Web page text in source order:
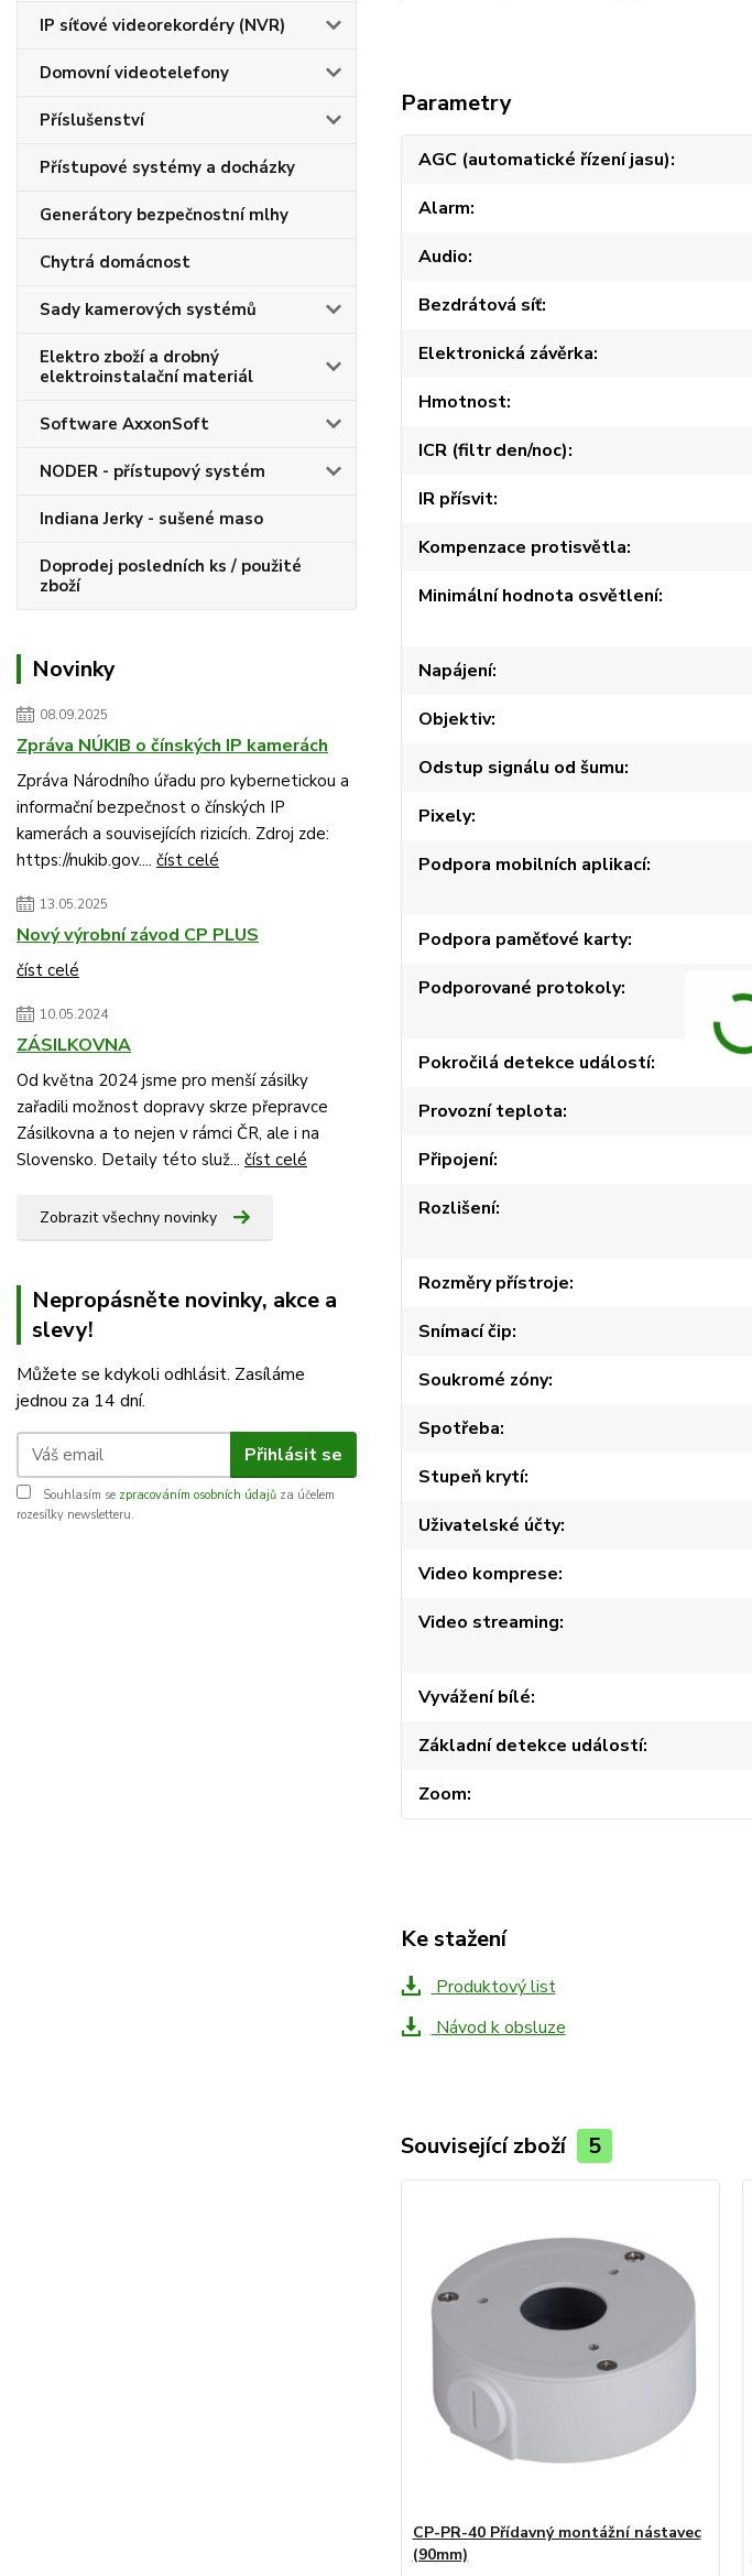
IP síťové videorekordéry (NVR)
Domovní videotelefony
Příslušenství
Přístupové systémy a docházky
Generátory bezpečnostní mlhy
Chytrá domácnost
Sady kamerových systémů
Elektro zboží a drobný
elektroinstalační materiál
Software AxxonSoft
NODER - přístupový systém
Indiana Jerky - sušené maso
Doprodej posledních ks / použité
zboží
Novinky
08.09.2025
Zpráva NÚKIB o čínských IP kamerách
Zpráva Národního úřadu pro kybernetickou a
informační bezpečnost o čínských IP
kamerách a souvisejících rizicích. Zdroj zde:
https://nukib.gov.... číst celé
13.05.2025
Nový výrobní závod CP PLUS
číst celé
10.05.2024
ZÁSILKOVNA
Od května 2024 jsme pro menší zásilky
zařadili možnost dopravy skrze přepravce
Zásilkovna a to nejen v rámci ČR, ale i na
Slovensko. Detaily této služ... číst celé
Zobrazit všechny novinky
Nepropásněte novinky, akce a
slevy!
Můžete se kdykoli odhlásit. Zasíláme
jednou za 14 dní.
Přihlásit se
Souhlasím se zpracováním osobních údajů za účelem
rozesílky newsletteru.
Parametry
AGC (automatické řízení jasu)
Alarm
Audio
Bezdrátová síť
Elektronická závěrka
Hmotnost
ICR (filtr den/noc)
IR přísvit
Kompenzace protisvětla
Minimální hodnota osvětlení
Napájení
Objektiv
Odstup signálu od šumu
Pixely
Podpora mobilních aplikací
Podpora paměťové karty
Podporované protokoly
Pokročilá detekce událostí
Provozní teplota
Připojení
Rozlišení
Rozměry přístroje
Snímací čip
Soukromé zóny
Spotřeba
Stupeň krytí
Uživatelské účty
Video komprese
Video streaming
Vyvážení bílé
Základní detekce událostí
Zoom
Ke stažení
Produktový list
Návod k obsluze
Související zboží 5
CP-PR-40 Přídavný montážní nástavec
(90mm)